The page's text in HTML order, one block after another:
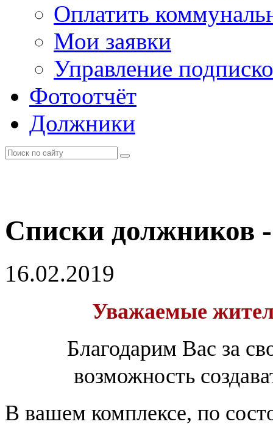
Оплатить
Мои заявки
Управление
Фотоотчёт
Должники
Списки должников
16.02.2019
Уважаемые
Благодарим Вас за
возможность
В вашем комплексе, по